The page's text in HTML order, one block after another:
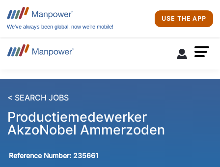
We’ve always been global, now we’re mobile!
USE THE APP
< SEARCH JOBS
Productiemedewerker
AkzoNobel Ammerzoden
Reference Number: 235661